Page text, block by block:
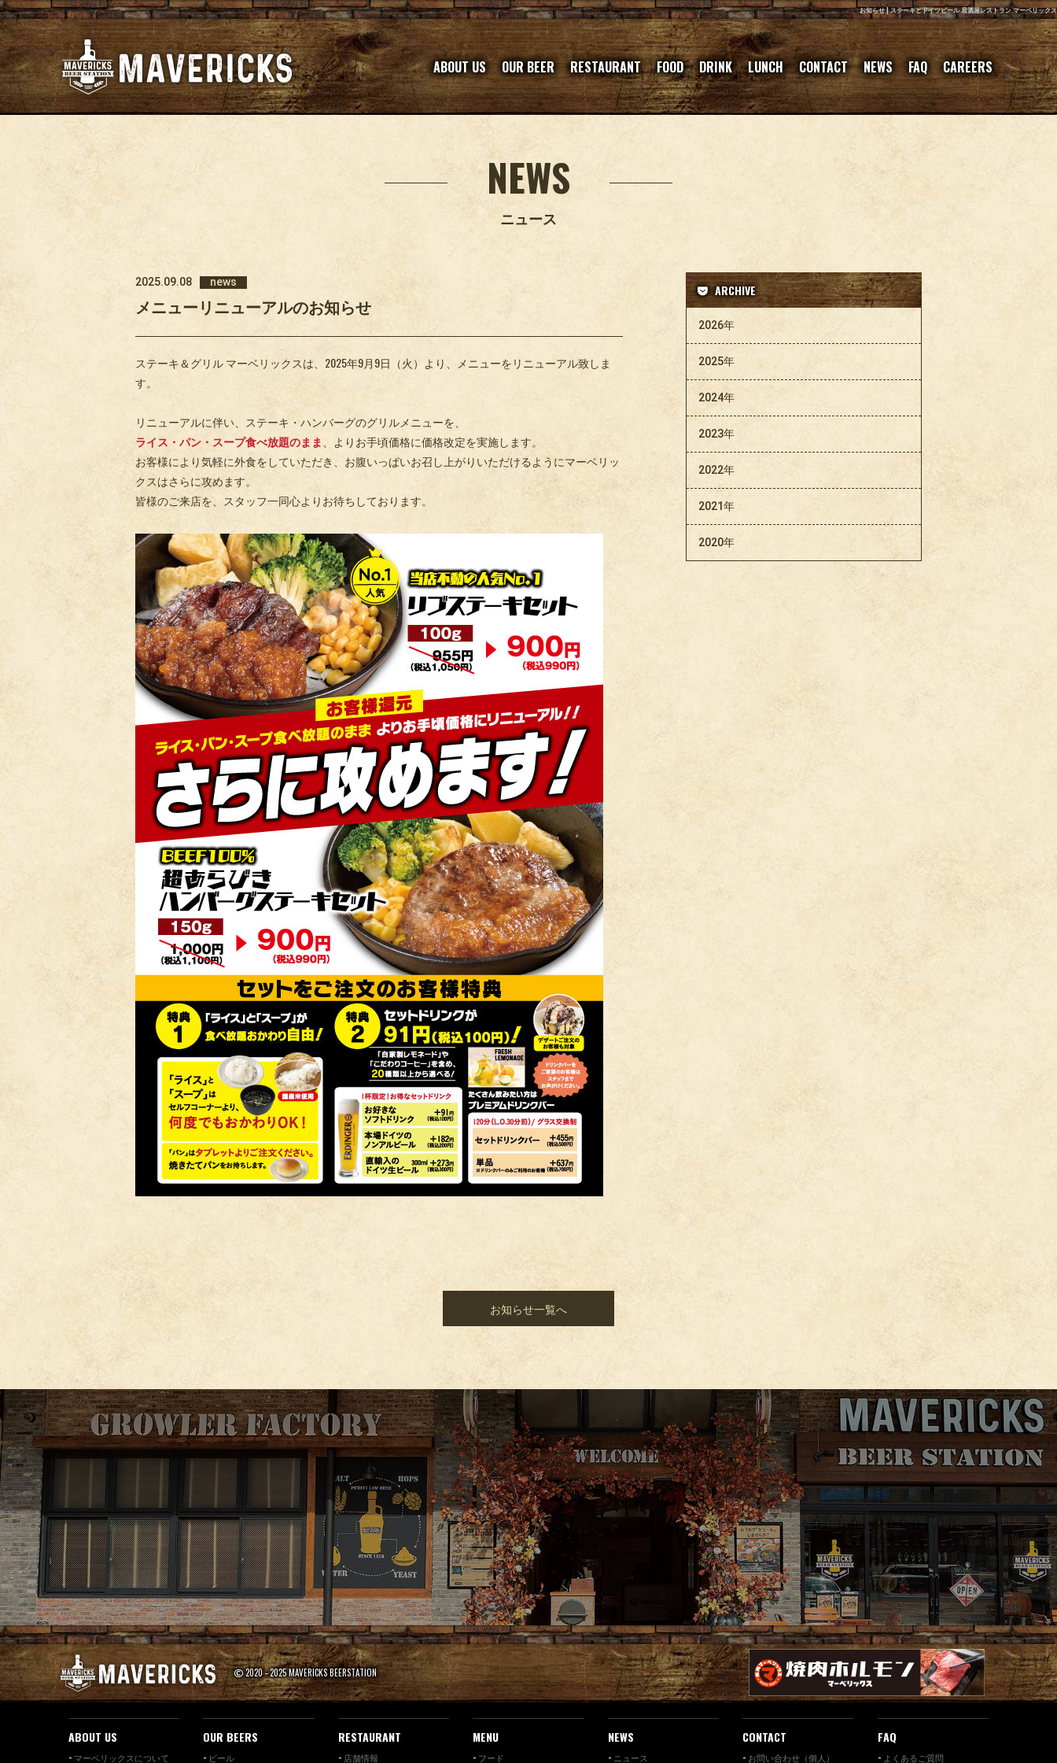
お知らせ | ステーキとドイツビール 居酒屋レストラン マーベリックス
ABOUT US OUR BEER RESTAURANT FOOD DRINK LUNCH CONTACT NEWS FAQ CAREERS
NEWS
ニュース
2025.09.08 news
メニューリニューアルのお知らせ
ステーキ＆グリル マーベリックスは、2025年9月9日（火）より、メニューをリニューアル致しま
す。
リニューアルに伴い、ステーキ・ハンバーグのグリルメニューを、
ライス・パン・スープ食べ放題のまま
、よりお手頃価格に価格改定を実施します。
お客様により気軽に外食をしていただき、お腹いっぱいお召し上がりいただけるようにマーベリッ
クスはさらに攻めます。
皆様のご来店を、スタッフ一同心よりお待ちしております。
ARCHIVE
2026年
2025年
2024年
2023年
2022年
2021年
2020年
お知らせ一覧へ
2020 - 2025 MAVERICKS BEERSTATION
ABOUT US
マーベリックスについて
OUR BEERS
ビール
RESTAURANT
店舗情報
MENU
フード
NEWS
ニュース
CONTACT
お問い合わせ（個人）
FAQ
よくあるご質問